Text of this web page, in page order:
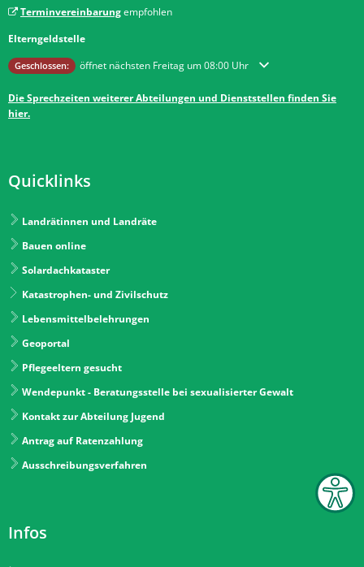
Terminvereinbarungempfohlen
Elterngeldstelle
Klicken, um weitere Öffnungs- oder Schließzeiten auszublenden
Geschlossen: öffnet nächsten Freitag um 08:00 Uhr
Die Sprechzeiten weiterer Abteilungen und Dienststellen finden Sie
hier.
Quicklinks
Landrätinnen und Landräte
Bauen online
Solardachkataster
Katastrophen- und Zivilschutz
Lebensmittelbelehrungen
Geoportal
Pflegeeltern gesucht
Wendepunkt - Beratungsstelle bei sexualisierter Gewalt
Kontakt zur Abteilung Jugend
Antrag auf Ratenzahlung
Ausschreibungsverfahren
Infos